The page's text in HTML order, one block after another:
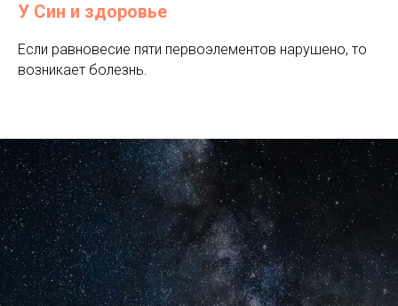
У Син и здоровье
Если равновесие пяти первоэлементов нарушено, то
возникает болезнь.